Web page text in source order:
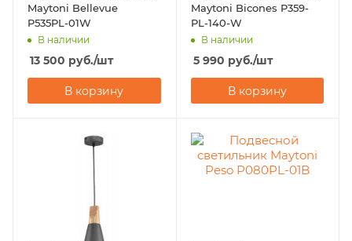
Maytoni Bellevue
P535PL-01W
В наличии
13 500 руб./шт
В корзину
Maytoni Bicones P359-
PL-140-W
В наличии
5 990 руб./шт
В корзину